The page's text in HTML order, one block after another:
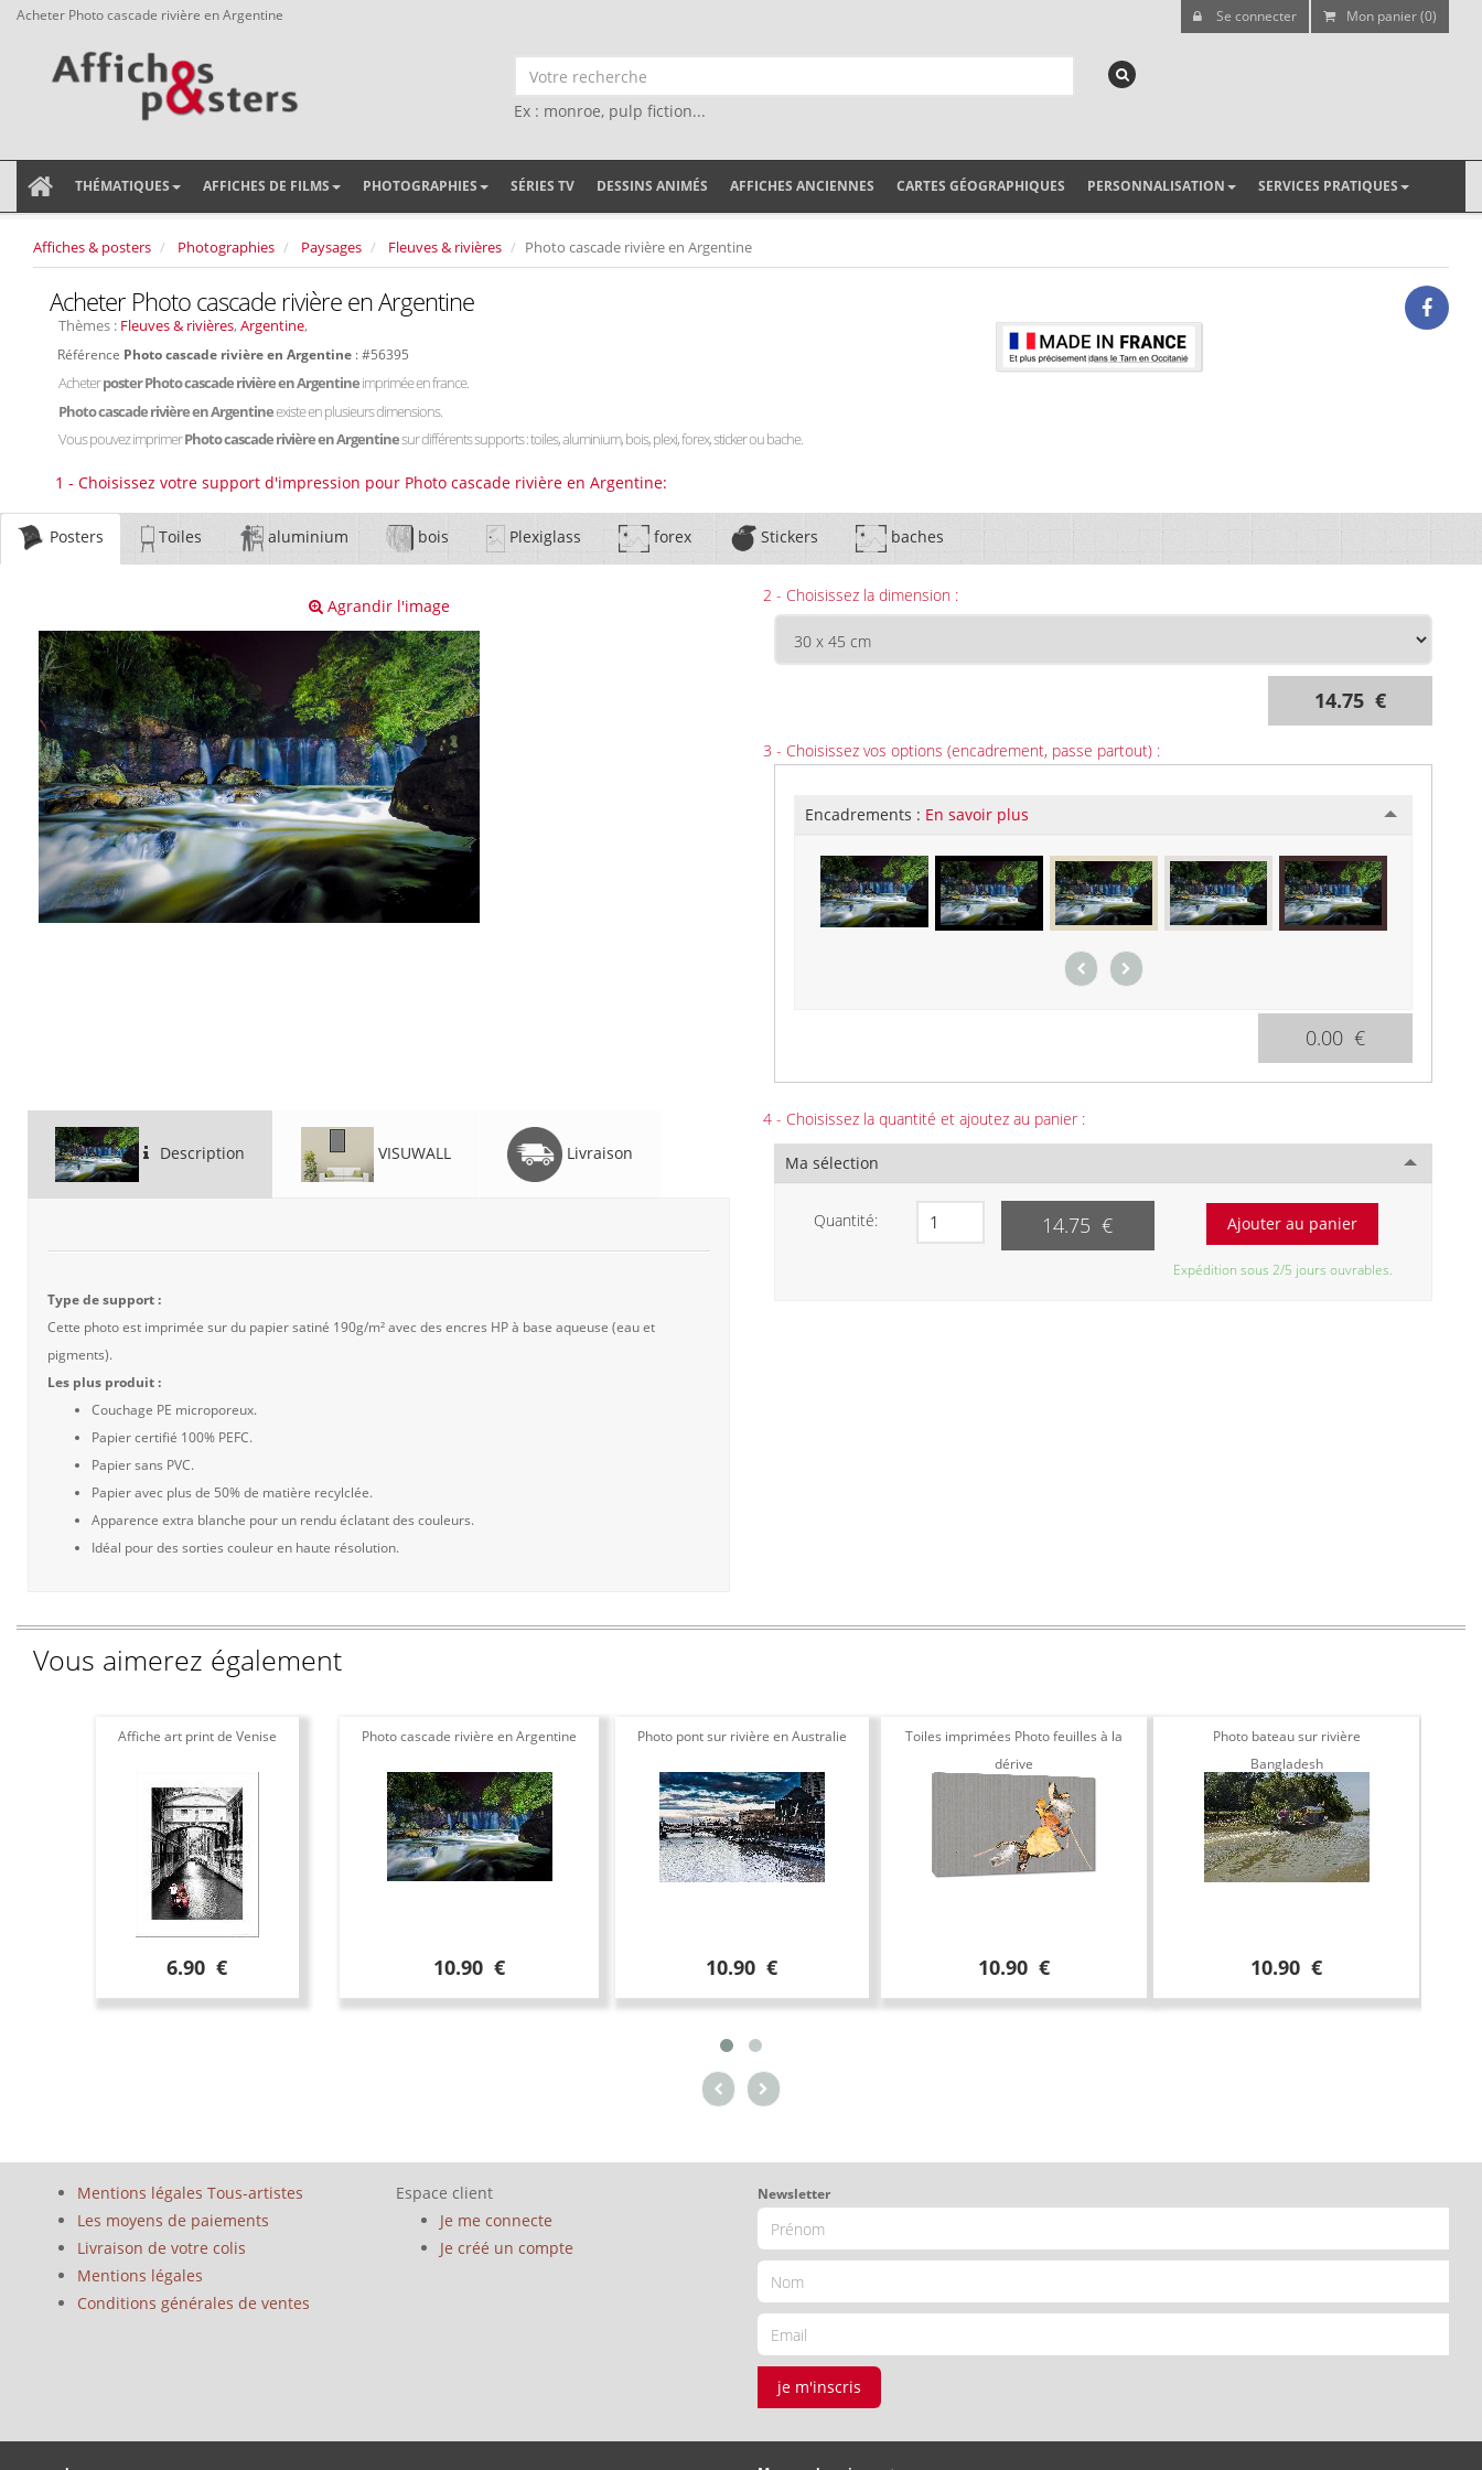
Acheter Photo cascade rivière en Argentine Se connecter Mon panier (0)
Ex : monroe, pulp fiction...
THÉMATIQUES AFFICHES DE FILMS PHOTOGRAPHIES SÉRIES TV DESSINS ANIMÉS AFFICHES ANCIENNES CARTES GÉOGRAPHIQUES PERSONNALISATION SERVICES PRATIQUES
Affiches & posters Photographies Paysages Fleuves & rivières Photo cascade rivière en Argentine
Acheter Photo cascade rivière en Argentine
Thèmes : Fleuves & rivières, Argentine,
Référence Photo cascade rivière en Argentine : #56395
Acheterposter Photo cascade rivière en Argentineimprimée en france.
Photo cascade rivière en Argentineexiste en plusieurs dimensions.
Vous pouvez imprimerPhoto cascade rivière en Argentinesur différents supports : toiles, aluminium, bois, plexi, forex, sticker ou bache.
1 - Choisissez votre support d'impression pour Photo cascade rivière en Argentine:
Posters Toiles aluminium bois Plexiglass forex Stickers baches
Agrandir l'image
Description VISUWALL Livraison
Type de support :
Cette photo est imprimée sur du papier satiné 190g/m² avec des encres HP à base aqueuse (eau et
pigments).
Les plus produit :
Couchage PE microporeux.
Papier certifié 100% PEFC.
Papier sans PVC.
Papier avec plus de 50% de matière recylclée.
Apparence extra blanche pour un rendu éclatant des couleurs.
Idéal pour des sorties couleur en haute résolution.
2 - Choisissez la dimension :
14.75 €
3 - Choisissez vos options (encadrement, passe partout) :
Encadrements : En savoir plus
0.00 €
4 - Choisissez la quantité et ajoutez au panier :
Ma sélection
Quantité: 14.75 €
Expédition sous 2/5 jours ouvrables.
Vous aimerez également
Affiche art print de Venise
6.90 €
Photo cascade rivière en Argentine
10.90 €
Photo pont sur rivière en Australie
10.90 €
Toiles imprimées Photo feuilles à la
dérive
10.90 €
Photo bateau sur rivière
Bangladesh
10.90 €
Mentions légales Tous-artistes
Les moyens de paiements
Livraison de votre colis
Mentions légales
Conditions générales de ventes
Espace client
Je me connecte
Je créé un compte
Newsletter
je m'inscris